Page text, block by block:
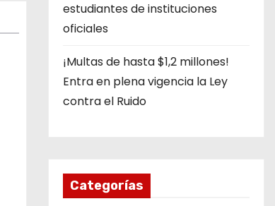
estudiantes de instituciones
oficiales
¡Multas de hasta $1,2 millones!
Entra en plena vigencia la Ley
contra el Ruido
Categorías